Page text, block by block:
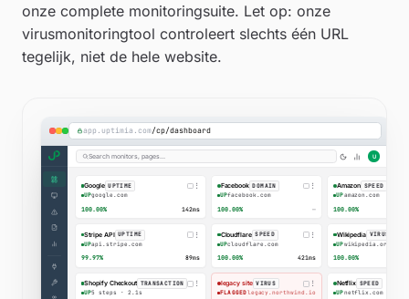
onze complete monitoringsuite. Let op: onze
virusmonitoringtool controleert slechts één URL
tegelijk, niet de hele website.